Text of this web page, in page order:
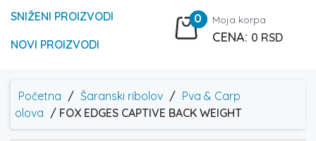
SNIŽENI PROIZVODI
NOVI PROIZVODI
0 Moja korpa
0 RSD
Početna / Šaranski ribolov / Pva & Carp
olova / FOX EDGES CAPTIVE BACK WEIGHT